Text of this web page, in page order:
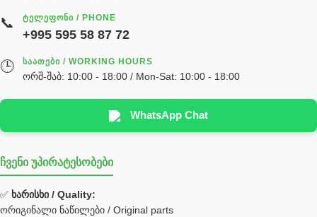
реек
სხადასხვა
Hyva
უჟანგავი ფოლადი
Bobcat ფილტრი
📞 ᲢᲔᲚᲔᲤᲝᲜᲘ / PHONE
+995 595 58 87 72
🕒 ᲡᲐᲐᲗᲔᲑᲘ / WORKING HOURS
ორშ-შაბ: 10:00 - 18:00 / Mon-Sat: 10:00 - 18:00
WhatsApp Chat
ჩვენი უპირატესობები
✅ ხარისხი / Quality:
ორიგინალი ნაწილები / Original parts